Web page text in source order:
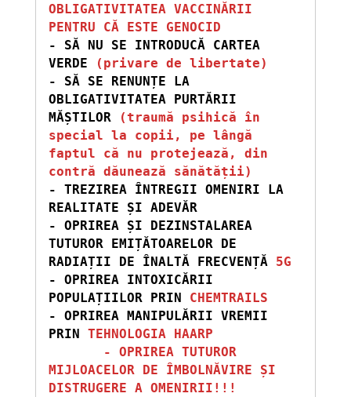
OBLIGATIVITATEA VACCINĂRII
PENTRU CĂ ESTE GENOCID
- SĂ NU SE INTRODUCĂ CARTEA
VERDE
(privare de libertate)
- SĂ SE RENUNȚE LA
OBLIGATIVITATEA PURTĂRII
MĂȘTILOR
(traumă psihică în
special la copii, pe lângă
faptul că nu protejează, din
contră dăunează sănătății)
- TREZIREA ÎNTREGII OMENIRI LA
REALITATE ȘI ADEVĂR
- OPRIREA ȘI DEZINSTALAREA
TUTUROR EMIȚĂTOARELOR DE
RADIAȚII DE ÎNALTĂ FRECVENȚĂ 5G
- OPRIREA INTOXICĂRII
POPULAȚIILOR PRIN CHEMTRAILS
- OPRIREA MANIPULĂRII VREMII
PRIN TEHNOLOGIA HAARP
- OPRIREA TUTUROR
MIJLOACELOR DE ÎMBOLNĂVIRE ȘI
DISTRUGERE A OMENIRII!!!